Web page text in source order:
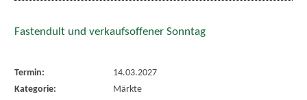
Fastendult und verkaufsoffener Sonntag
Termin:
14.03.2027
Kategorie:
Märkte